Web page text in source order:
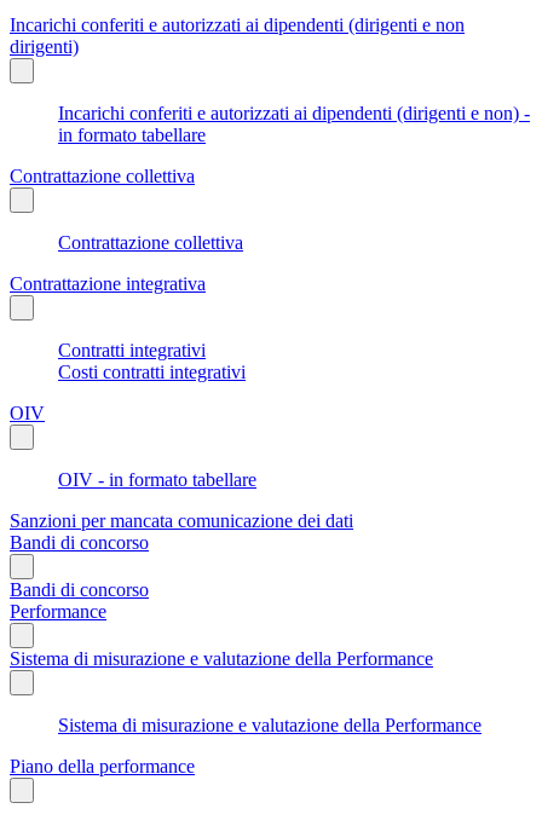
Incarichi conferiti e autorizzati ai dipendenti (dirigenti e non
dirigenti)
Incarichi conferiti e autorizzati ai dipendenti (dirigenti e non) -
in formato tabellare
Contrattazione collettiva
Contrattazione collettiva
Contrattazione integrativa
Contratti integrativi
Costi contratti integrativi
OIV
OIV - in formato tabellare
Sanzioni per mancata comunicazione dei dati
Bandi di concorso
Bandi di concorso
Performance
Sistema di misurazione e valutazione della Performance
Sistema di misurazione e valutazione della Performance
Piano della performance